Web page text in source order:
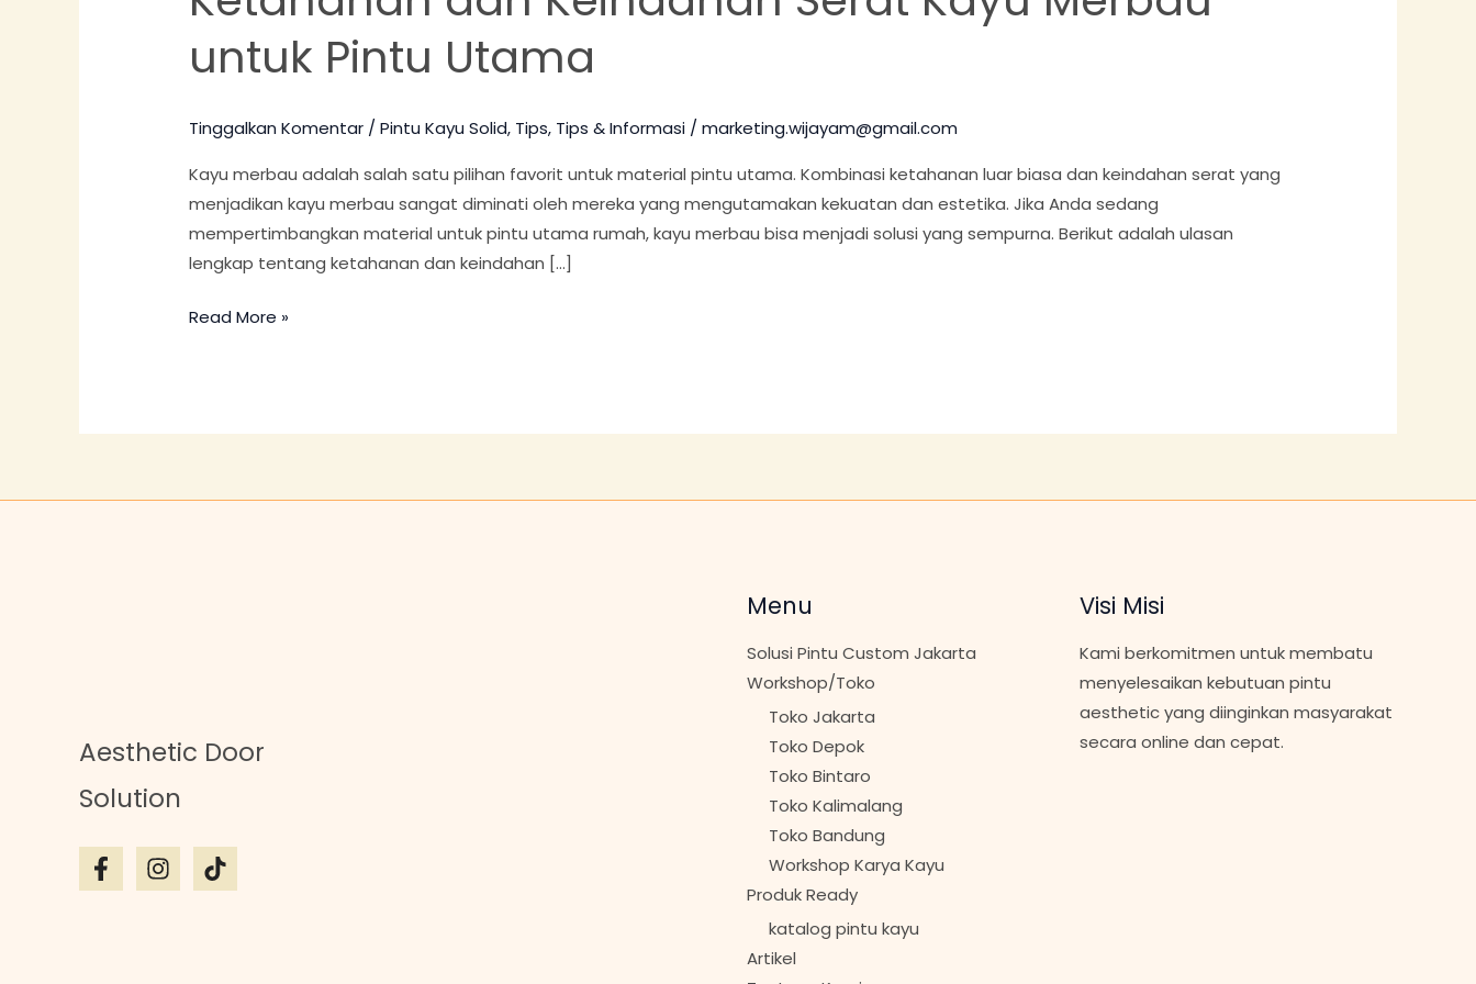
untuk Pintu Utama
Tinggalkan Komentar /Pintu Kayu Solid, Tips, Tips & Informasi /marketing.wijayam@gmail.com
Kayu merbau adalah salah satu pilihan favorit untuk material pintu utama. Kombinasi ketahanan luar biasa dan keindahan serat yang
menjadikan kayu merbau sangat diminati oleh mereka yang mengutamakan kekuatan dan estetika. Jika Anda sedang
mempertimbangkan material untuk pintu utama rumah, kayu merbau bisa menjadi solusi yang sempurna. Berikut adalah ulasan
lengkap tentang ketahanan dan keindahan […]
Serat
Kayu
Merbau
Pintu
Utama
Read More »
Aesthetic Door
Solution
Menu
Solusi Pintu Custom Jakarta
Workshop/Toko
Toko Jakarta
Toko Depok
Toko Bintaro
Toko Kalimalang
Toko Bandung
Workshop Karya Kayu
Produk Ready
katalog pintu kayu
Artikel
Visi Misi
Kami berkomitmen untuk membatu
menyelesaikan kebutuan pintu
aesthetic yang diinginkan masyarakat
secara online dan cepat.